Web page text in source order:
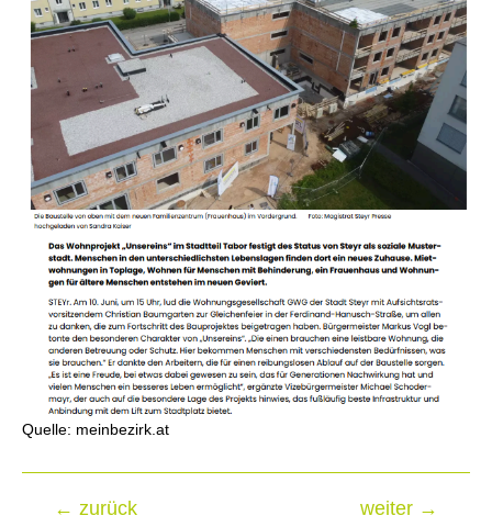
Quelle: meinbezirk.at
Beitragsnavigation
← zurück weiter →